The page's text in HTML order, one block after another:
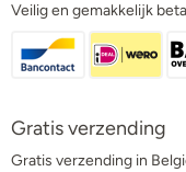
Veilig en gemakkelijk
Gratis verzending
Gratis verzending in